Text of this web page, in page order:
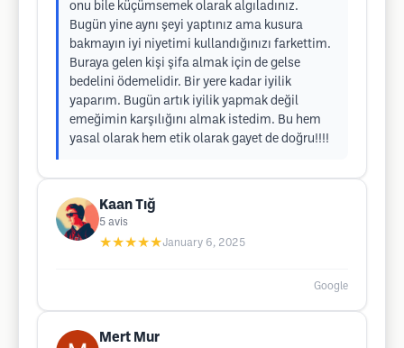
onu bile küçümsemek olarak algıladınız.
Bugün yine aynı şeyi yaptınız ama kusura
bakmayın iyi niyetimi kullandığınızı farkettim.
Buraya gelen kişi şifa almak için de gelse
bedelini ödemelidir. Bir yere kadar iyilik
yaparım. Bugün artık iyilik yapmak değil
emeğimin karşılığını almak istedim. Bu hem
yasal olarak hem etik olarak gayet de doğru!!!!
Kaan Tığ
5 avis
★★★★★January 6, 2025
Google
Mert Mur